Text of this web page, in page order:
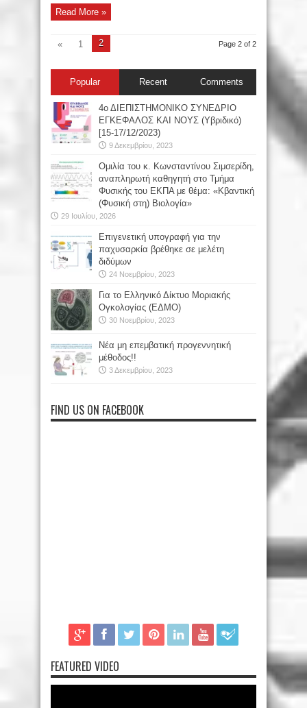
Read More »
Page 2 of 2
« 1 2
Popular Recent Comments
4ο ΔΙΕΠΙΣΤΗΜΟΝΙΚΟ ΣΥΝΕΔΡΙΟ
ΕΓΚΕΦΑΛΟΣ ΚΑΙ ΝΟΥΣ (Υβριδικό)
[15-17/12/2023)
9 Δεκεμβρίου, 2023
Oμιλία του κ. Κωνσταντίνου Σιμσερίδη,
αναπληρωτή καθηγητή στο Τμήμα
Φυσικής του ΕΚΠΑ με θέμα: «Κβαντική
(Φυσική στη) Βιολογία»
29 Ιουλίου, 2026
Επιγενετική υπογραφή για την
παχυσαρκία βρέθηκε σε μελέτη
διδύμων
24 Νοεμβρίου, 2023
Για το Ελληνικό Δίκτυο Μοριακής
Ογκολογίας (ΕΔΜΟ)
30 Νοεμβρίου, 2023
Νέα μη επεμβατική προγεννητική
μέθοδος!!
3 Δεκεμβρίου, 2023
FIND US ON FACEBOOK
FEATURED VIDEO